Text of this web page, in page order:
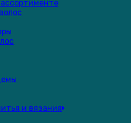
и вязания